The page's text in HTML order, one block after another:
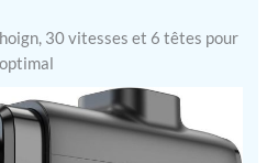
30 vitesses et 6 têtes pour